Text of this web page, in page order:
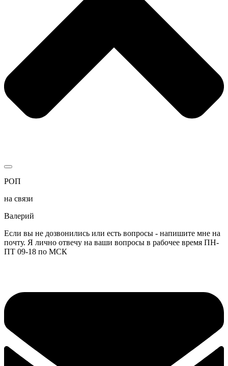
РОП
на связи
Валерий
Если вы не дозвонились или есть вопросы - напишите мне на
почту. Я лично отвечу на ваши вопросы в рабочее время ПН-
ПТ 09-18 по МСК